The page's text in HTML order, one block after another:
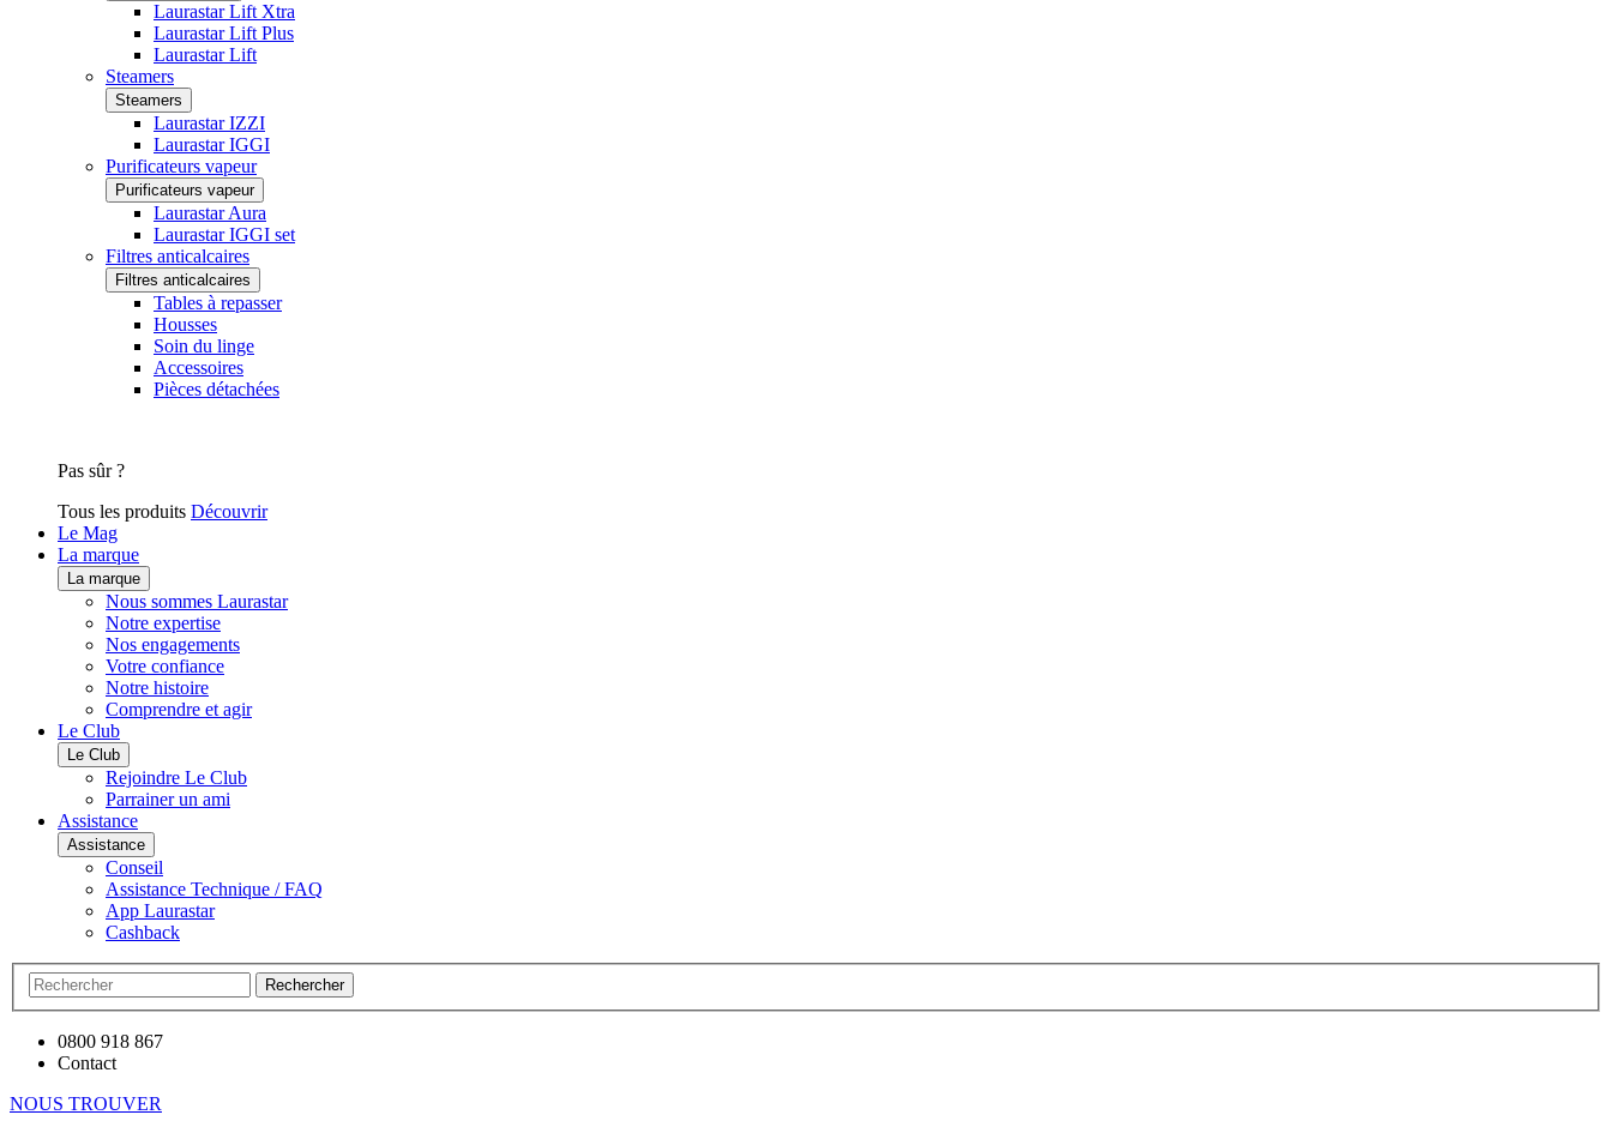
Laurastar Lift Xtra
Laurastar Lift Plus
Laurastar Lift
Steamers
Steamers
Laurastar IZZI
Laurastar IGGI
Purificateurs vapeur
Purificateurs vapeur
Laurastar Aura
Laurastar IGGI set
Filtres anticalcaires
Filtres anticalcaires
Tables à repasser
Housses
Soin du linge
Accessoires
Pièces détachées
Pas sûr ?
Tous les produits Découvrir
Le Mag
La marque
La marque
Nous sommes Laurastar
Notre expertise
Nos engagements
Votre confiance
Notre histoire
Comprendre et agir
Le Club
Le Club
Rejoindre Le Club
Parrainer un ami
Assistance
Assistance
Conseil
Assistance Technique / FAQ
App Laurastar
Cashback
Rechercher
0800 918 867
Contact
NOUS TROUVER